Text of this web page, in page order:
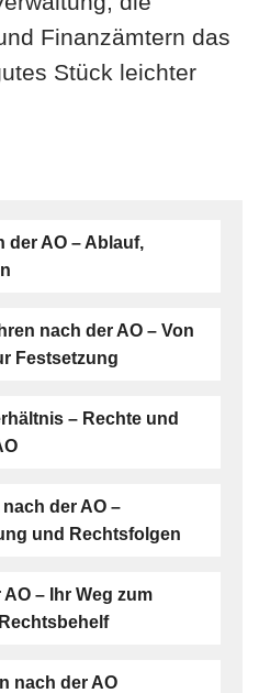
Finanzämtern das
Stück leichter
AO – Ablauf,
nach der AO – Von
Festsetzung
– Rechte und
der AO –
und Rechtsfolgen
– Ihr Weg zum
nach der AO